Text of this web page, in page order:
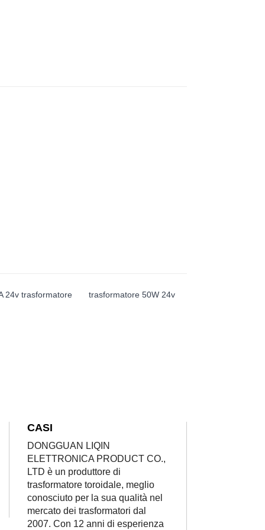
24v trasformatore trasformatore 50W 24v
CASI
DONGGUAN LIQIN
ELETTRONICA PRODUCT CO.,
LTD è un produttore di
trasformatore toroidale, meglio
conosciuto per la sua qualità nel
mercato dei trasformatori dal
2007. Con 12 anni di esperienza